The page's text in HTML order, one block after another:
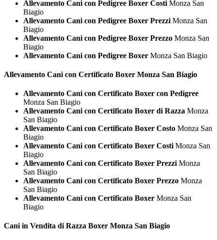
Allevamento Cani con Pedigree Boxer Costi Monza San
Biagio
Allevamento Cani con Pedigree Boxer Prezzi Monza San
Biagio
Allevamento Cani con Pedigree Boxer Prezzo Monza San
Biagio
Allevamento Cani con Pedigree Boxer Monza San Biagio
Allevamento Cani con Certificato Boxer Monza San Biagio
Allevamento Cani con Certificato Boxer con Pedigree
Monza San Biagio
Allevamento Cani con Certificato Boxer di Razza Monza
San Biagio
Allevamento Cani con Certificato Boxer Costo Monza San
Biagio
Allevamento Cani con Certificato Boxer Costi Monza San
Biagio
Allevamento Cani con Certificato Boxer Prezzi Monza
San Biagio
Allevamento Cani con Certificato Boxer Prezzo Monza
San Biagio
Allevamento Cani con Certificato Boxer Monza San
Biagio
Cani in Vendita di Razza Boxer Monza San Biagio